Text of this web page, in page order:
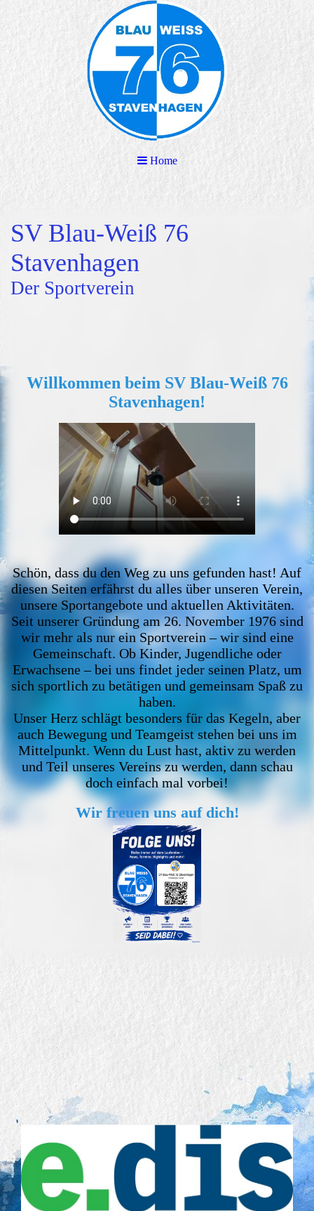
Home
SV Blau-Weiß 76
Stavenhagen
Der Sportverein
Willkommen beim SV Blau-Weiß 76
Stavenhagen!
Schön, dass du den Weg zu uns gefunden hast! Auf
diesen Seiten erfährst du alles über unseren Verein,
unsere Sportangebote und aktuellen Aktivitäten.
Seit unserer Gründung am 26. November 1976 sind
wir mehr als nur ein Sportverein – wir sind eine
Gemeinschaft. Ob Kinder, Jugendliche oder
Erwachsene – bei uns findet jeder seinen Platz, um
sich sportlich zu betätigen und gemeinsam Spaß zu
haben.
Unser Herz schlägt besonders für das Kegeln, aber
auch Bewegung und Teamgeist stehen bei uns im
Mittelpunkt. Wenn du Lust hast, aktiv zu werden
und Teil unseres Vereins zu werden, dann schau
doch einfach mal vorbei!
Wir freuen uns auf dich!